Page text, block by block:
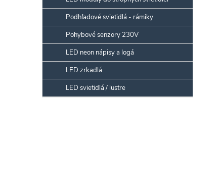
Podhľadové svietidlá - rámiky
Pohybové senzory 230V
LED neon nápisy a logá
LED zrkadlá
LED svietidlá / lustre